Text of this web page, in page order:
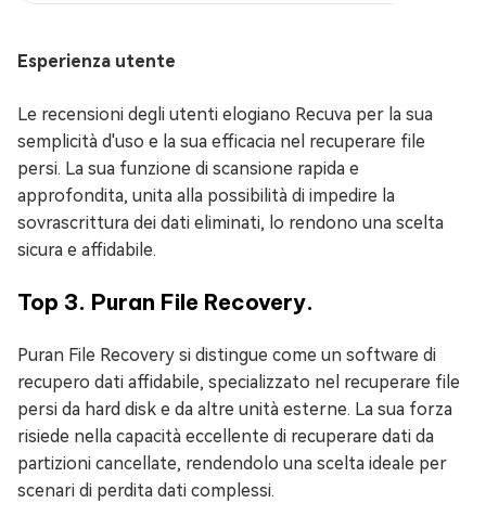
Esperienza utente
Le recensioni degli utenti elogiano Recuva per la sua
semplicità d'uso e la sua efficacia nel recuperare file
persi. La sua funzione di scansione rapida e
approfondita, unita alla possibilità di impedire la
sovrascrittura dei dati eliminati, lo rendono una scelta
sicura e affidabile.
Top 3. Puran File Recovery.
Puran File Recovery si distingue come un software di
recupero dati affidabile, specializzato nel recuperare file
persi da hard disk e da altre unità esterne. La sua forza
risiede nella capacità eccellente di recuperare dati da
partizioni cancellate, rendendolo una scelta ideale per
scenari di perdita dati complessi.